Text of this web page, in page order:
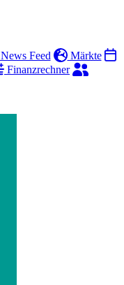
News Feed
Märkte
Finanzrechner